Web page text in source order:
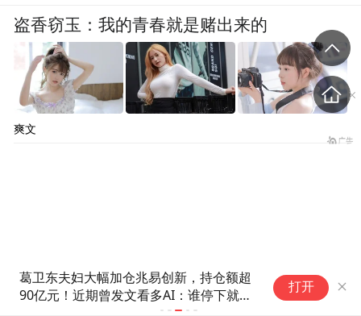
高德地图回应将下线武汉实时公
交：放心，等公交神器还在
打开
盗香窃玉：我的青春就是赌出来的
爽文